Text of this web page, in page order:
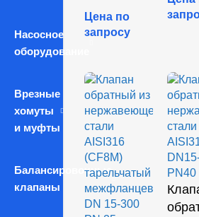
Насосное
оборудование
Врезные
хомуты
и муфты
Балансировочные
клапаны
Цена по
запросу